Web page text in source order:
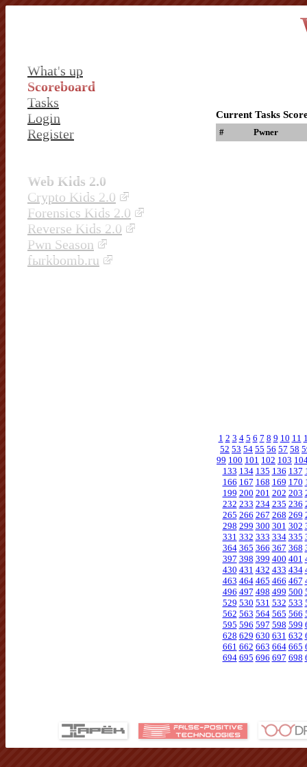
What's up
Scoreboard
Tasks
Login
Register
Web Kids 2.0
Crypto Kids 2.0
Forensics Kids 2.0
Reverse Kids 2.0
Pwn Season
fыrkbomb.ru
Current Tasks
# Pwner
1 2 3 4 5 6 7 8 9 10 11
52 53 54 55 56 57 58
99 100 101 102 103
133 134 135 136 137
166 167 168 169 170
199 200 201 202 203
232 233 234 235 236
265 266 267 268 269
298 299 300 301 302
331 332 333 334 335
364 365 366 367 368
397 398 399 400 401
430 431 432 433 434
463 464 465 466 467
496 497 498 499 500
529 530 531 532 533
562 563 564 565 566
595 596 597 598 599
628 629 630 631 632
661 662 663 664 665
694 695 696 697 698